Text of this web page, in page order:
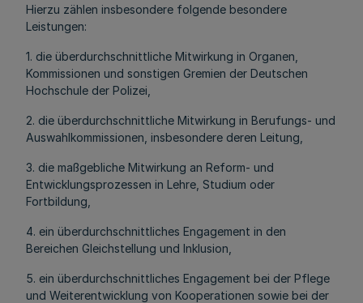
Hierzu zählen insbesondere folgende besondere
Leistungen:
1. die überdurchschnittliche Mitwirkung in Organen,
Kommissionen und sonstigen Gremien der Deutschen
Hochschule der Polizei,
2. die überdurchschnittliche Mitwirkung in Berufungs- und
Auswahlkommissionen, insbesondere deren Leitung,
3. die maßgebliche Mitwirkung an Reform- und
Entwicklungsprozessen in Lehre, Studium oder
Fortbildung,
4. ein überdurchschnittliches Engagement in den
Bereichen Gleichstellung und Inklusion,
5. ein überdurchschnittliches Engagement bei der Pflege
und Weiterentwicklung von Kooperationen sowie bei der